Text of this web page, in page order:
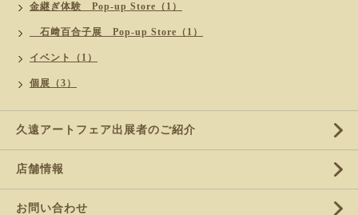
金継ぎ体験 Pop-up Store（1）
石﨑百合子展 Pop-up Store（1）
イベント（1）
個展（3）
久遠アートフェア出展者のご紹介
店舗情報
お問い合わせ